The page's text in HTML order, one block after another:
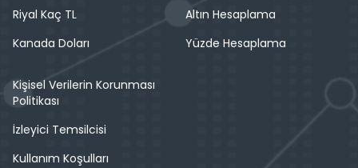
Riyal Kaç TL
Kanada Doları
Altın Hesaplama
Yüzde Hesaplama
Kişisel Verilerin Korunması
Politikası
İzleyici Temsilcisi
Kullanım Koşulları